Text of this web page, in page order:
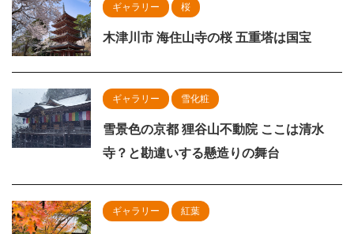
ギャラリー 桜
木津川市 海住山寺の桜 五重塔は国宝
ギャラリー 雪化粧
雪景色の京都 狸谷山不動院 ここは清水
寺？と勘違いする懸造りの舞台
ギャラリー 紅葉